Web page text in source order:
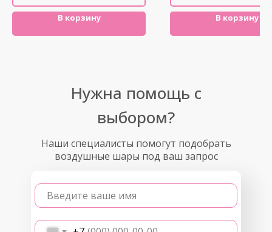
В корзину В корзину
Наши специалисты помогут подобрать
воздушные шары под ваш запрос
Введите ваше имя
Нужна помощь с
выбором?